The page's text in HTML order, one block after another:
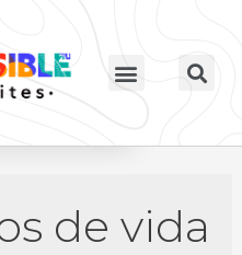
de vida